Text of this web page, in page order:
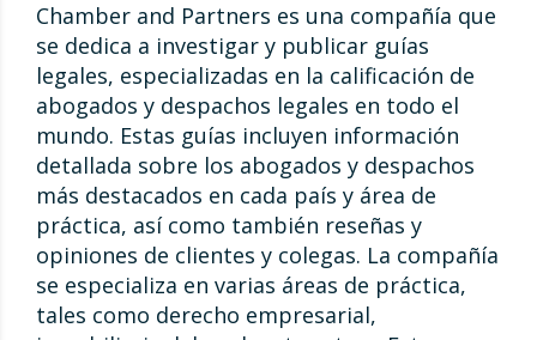
Chamber and Partners es una compañía que
se dedica a investigar y publicar guías
legales, especializadas en la calificación de
abogados y despachos legales en todo el
mundo. Estas guías incluyen información
detallada sobre los abogados y despachos
más destacados en cada país y área de
práctica, así como también reseñas y
opiniones de clientes y colegas. La compañía
se especializa en varias áreas de práctica,
tales como derecho empresarial,